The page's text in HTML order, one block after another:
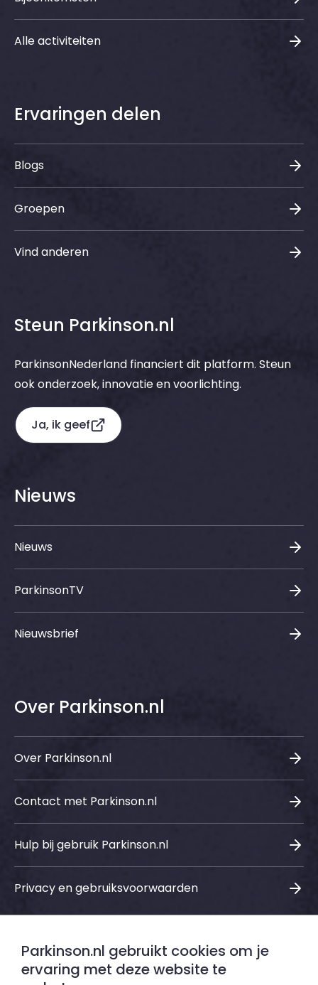
Alle activiteiten
Ervaringen delen
Blogs
Groepen
Vind anderen
Steun Parkinson.nl
ParkinsonNederland financiert dit platform. Steun
ook onderzoek, innovatie en voorlichting.
Ja, ik geef
Nieuws
Nieuws
ParkinsonTV
Nieuwsbrief
Over Parkinson.nl
Over Parkinson.nl
Contact met Parkinson.nl
Hulp bij gebruik Parkinson.nl
Privacy en gebruiksvoorwaarden
Sociale media
Parkinson.nl gebruikt cookies om je
ervaring met deze website te